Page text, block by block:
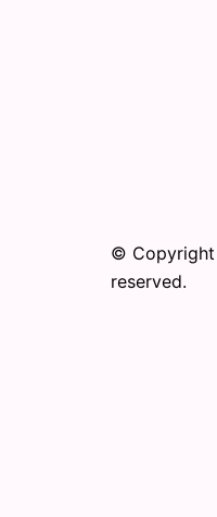
© Copyright
reserved.